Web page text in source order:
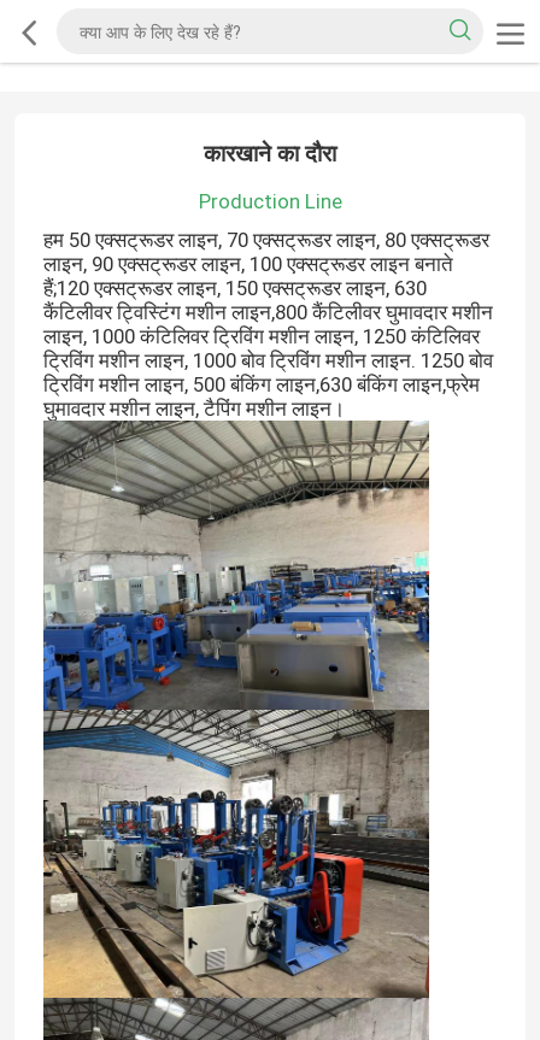
कारखाने का दौरा
Production Line
हम 50 एक्सट्रूडर लाइन, 70 एक्सट्रूडर लाइन, 80 एक्सट्रूडर
लाइन, 90 एक्सट्रूडर लाइन, 100 एक्सट्रूडर लाइन बनाते
हैं;120 एक्सट्रूडर लाइन, 150 एक्सट्रूडर लाइन, 630
कैंटिलीवर ट्विस्टिंग मशीन लाइन,800 कैंटिलीवर घुमावदार मशीन
लाइन, 1000 कंटिलिवर ट्रिविंग मशीन लाइन, 1250 कंटिलिवर
ट्रिविंग मशीन लाइन, 1000 बोव ट्रिविंग मशीन लाइन. 1250 बोव
ट्रिविंग मशीन लाइन, 500 बंकिंग लाइन,630 बंकिंग लाइन,फ्रेम
घुमावदार मशीन लाइन, टैपिंग मशीन लाइन।